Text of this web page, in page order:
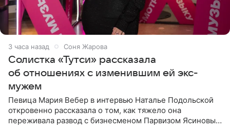
3 часа назад Соня Жарова
Солистка «Тутси» рассказала
об отношениях с изменившим ей экс-
мужем
Певица Мария Вебер в интервью Наталье Подольской
откровенно рассказала о том, как тяжело она
переживала развод с бизнесменом Парвизом Ясиновым.